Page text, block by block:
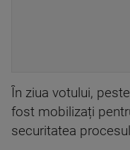
În ziua votului,
fost mobilizați
securitatea